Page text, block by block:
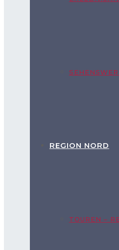
REGION NORD
TOUREN –